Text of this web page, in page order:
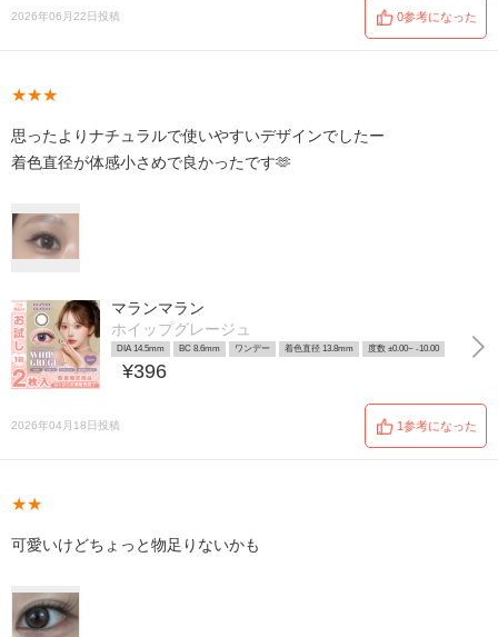
2026年06月22日投稿 0参考になった
★★★
思ったよりナチュラルで使いやすいデザインでしたー
着色直径が体感小さめで良かったです🫶
マランマラン
ホイップグレージュ
DIA 14.5mm BC 8.6mm ワンデー 着色直径 13.8mm 度数 ±0.00~ -10.00
¥396
2026年04月18日投稿 1参考になった
★★
可愛いけどちょっと物足りないかも